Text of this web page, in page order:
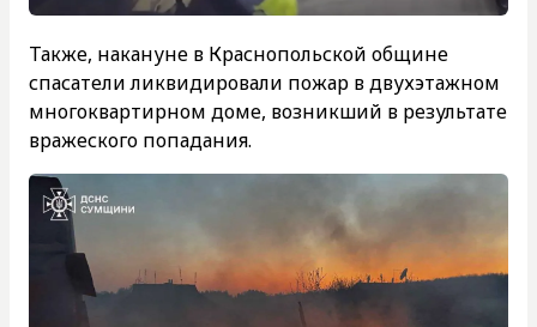
Также, накануне в Краснопольской общине
спасатели ликвидировали пожар в двухэтажном
многоквартирном доме, возникший в результате
вражеского попадания.